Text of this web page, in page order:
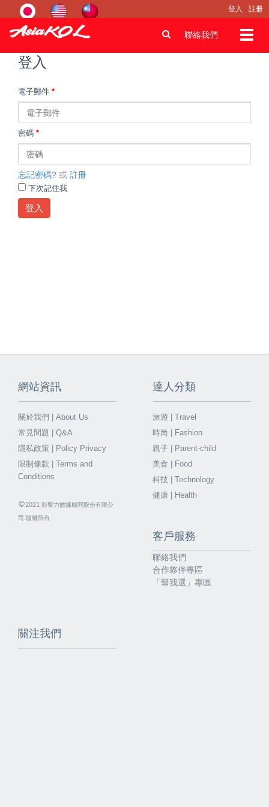
登入 註冊
聯絡我們
登入
電子郵件 *
密碼 *
忘記密碼? 或 註冊
下次記住我
登入
網站資訊
關於我們 | About Us
常見問題 | Q&A
隱私政策 | Policy Privacy
限制條款 | Terms and
Conditions
©2021 影響力數據顧問股份有限公
司.版權所有
達人分類
旅遊 | Travel
時尚 | Fashion
親子 | Parent-child
美食 | Food
科技 | Technology
健康 | Health
客戶服務
聯絡我們
合作夥伴專區
「幫我選」專區
關注我們